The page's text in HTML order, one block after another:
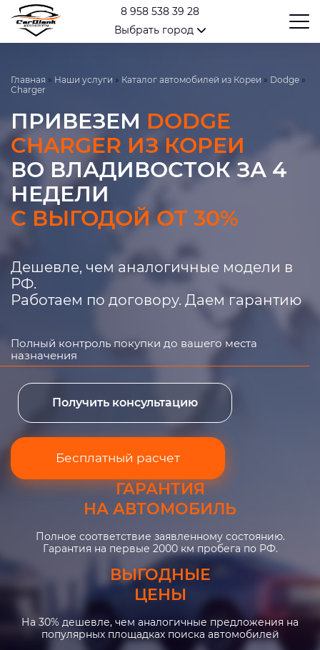
8 958 538 39 28
Выбрать город
Главная » Наши услуги » Каталог автомобилей из Кореи » Dodge »
Charger
ПРИВЕЗЕМ DODGE
CHARGER ИЗ КОРЕИ
ВО ВЛАДИВОСТОК ЗА 4
НЕДЕЛИ
С ВЫГОДОЙ ОТ 30%
Дешевле, чем аналогичные модели в
РФ.
Работаем по договору. Даем гарантию
Полный контроль покупки до вашего места
назначения
Получить консультацию
Бесплатный расчет
ГАРАНТИЯ
НА АВТОМОБИЛЬ
Полное соответствие заявленному состоянию.
Гарантия на первые 2000 км пробега по РФ.
ВЫГОДНЫЕ
ЦЕНЫ
На 30% дешевле, чем аналогичные предложения на
популярных площадках поиска автомобилей